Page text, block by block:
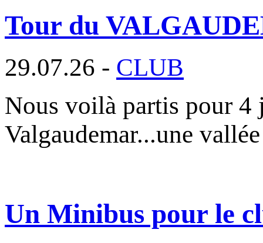
Tour du
29.07.26 - CLUB
Nous voilà partis pour 4
Valgaudemar...une
Un Minibus pour le